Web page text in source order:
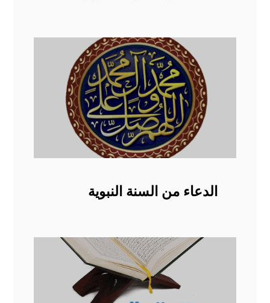
الدعاء من السنة النبوية